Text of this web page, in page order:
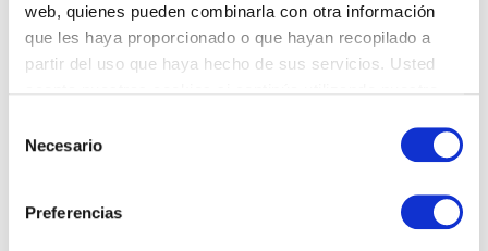
web, quienes pueden combinarla con otra información
que les haya proporcionado o que hayan recopilado a
partir del uso que haya hecho de sus servicios. Usted
Necesario
Preferencias